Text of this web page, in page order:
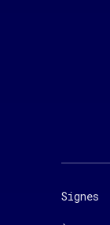
Signes